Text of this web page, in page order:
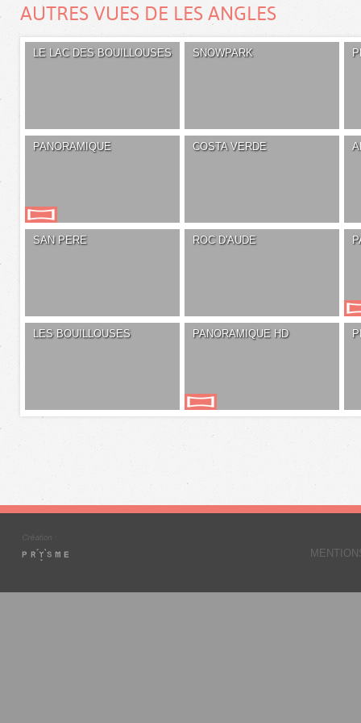
AUTRES VUES DE LES ANGLES
LE LAC DES BOUILLOUSES SNOWPARK
PANORAMIQUE COSTA VERDE
SAN PERE ROC D'AUDE
LES BOUILLOUSES PANORAMIQUE HD